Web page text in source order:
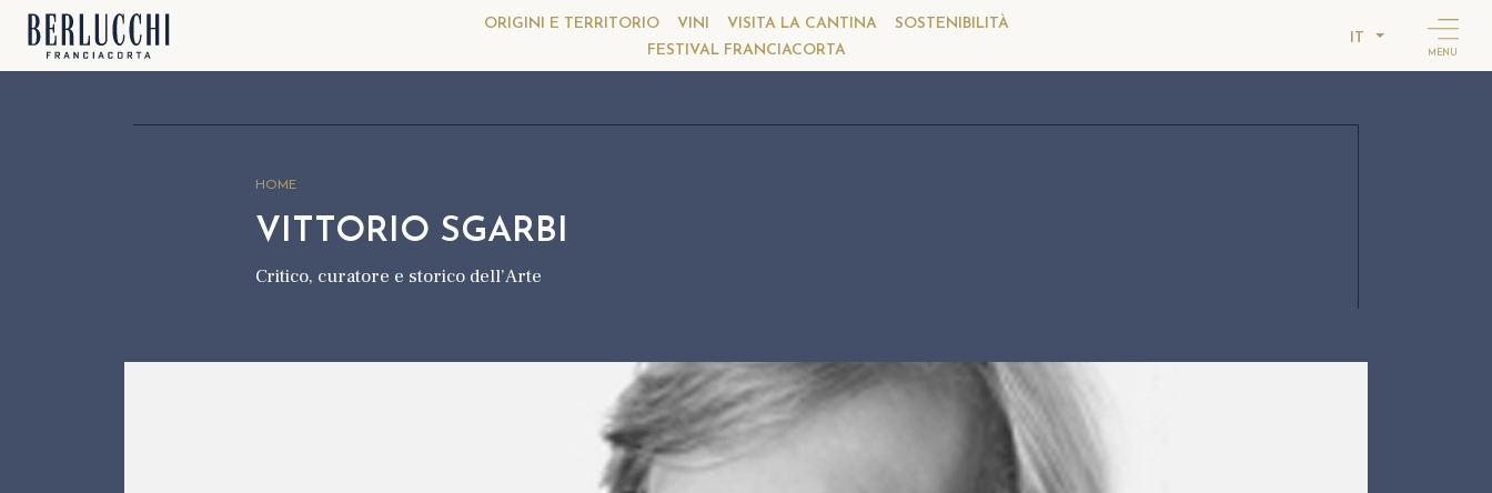
ORIGINI E TERRITORIO VINI VISITA LA CANTINA
SOSTENIBILITÀ
FESTIVAL FRANCIACORTA
IT
MENU
HOME
VITTORIO SGARBI
Critico, curatore e storico dell’Arte